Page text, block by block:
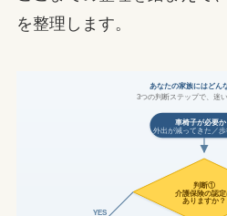
を整理します。
あなたの家族にはどん
3つの判断ステップで、迷
車椅子が必要か
外出が減ってきた／
判断①
介護保険の認
ありますか？
YES